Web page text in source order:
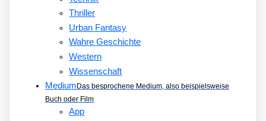
Thriller
Urban Fantasy
Wahre Geschichte
Western
Wissenschaft
Medium Das besprochene Medium, also beispielsweise
Buch oder Film
App